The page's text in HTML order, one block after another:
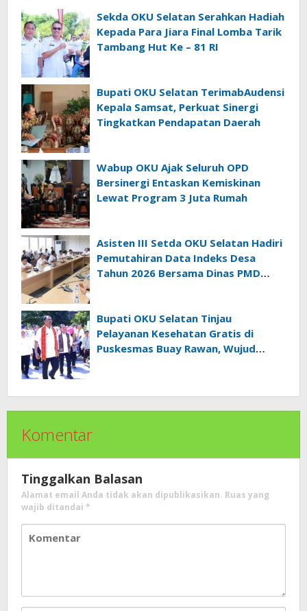
Sekda OKU Selatan Serahkan Hadiah
Kepada Para Jiara Final Lomba Tarik
Tambang Hut Ke – 81 RI
Bupati OKU Selatan TerimabAudensi
Kepala Samsat, Perkuat Sinergi
Tingkatkan Pendapatan Daerah
Wabup OKU Ajak Seluruh OPD
Bersinergi Entaskan Kemiskinan
Lewat Program 3 Juta Rumah
Asisten III Setda OKU Selatan Hadiri
Pemutahiran Data Indeks Desa
Tahun 2026 Bersama Dinas PMD
Bupati OKU Selatan Tinjau
Pelayanan Kesehatan Gratis di
Puskesmas Buay Rawan, Wujud
Komentar
Tinggalkan Balasan
Alamat email Anda tidak akan dipublikasikan. Ruas yang
wajib ditandai *